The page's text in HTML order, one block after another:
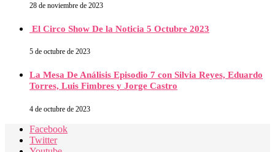
28 de noviembre de 2023
El Circo Show De la Noticia 5 Octubre 2023
5 de octubre de 2023
La Mesa De Análisis Episodio 7 con Silvia Reyes, Eduardo
Torres, Luis Fimbres y Jorge Castro
4 de octubre de 2023
Facebook
Twitter